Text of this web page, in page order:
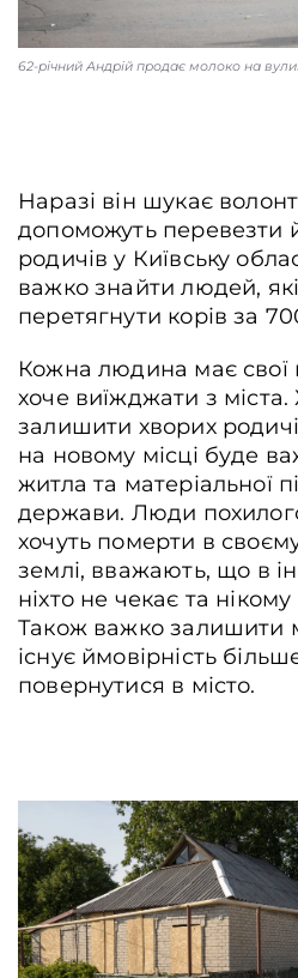
62-річний Андрій продає молоко на
Наразі він шукає
допоможуть перевезти
родичів у Київську
важко знайти людей,
перетягнути корів за
Кожна людина має
хоче виїжджати з
залишити хворих
на новому місці буде
житла та матеріальної
держави. Люди
хочуть померти в своєму
землі, вважають, що в
ніхто не чекає та
Також важко залишити
існує ймовірність
повернутися в місто.